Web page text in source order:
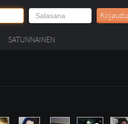
Kirjaudu
SATUNNAINEN